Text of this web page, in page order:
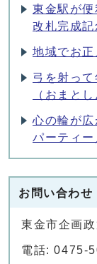
東金駅が
改札完成記
地域でお正
弓を射っ
（おまと
心の輪が
パーティー
お問い合わせ
東金市企画
電話: 0475-